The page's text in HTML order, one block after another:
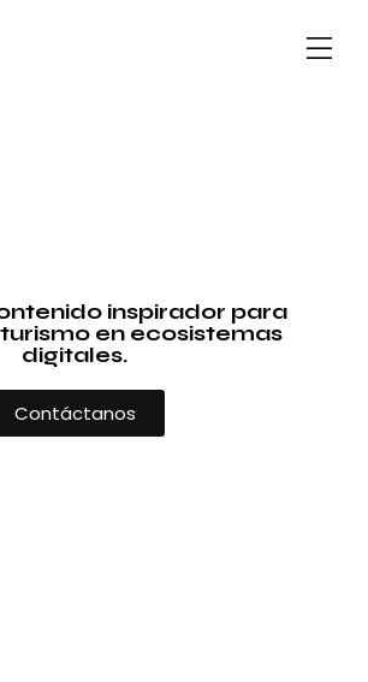
inspirador para
en ecosistemas
digitales.
Contáctanos